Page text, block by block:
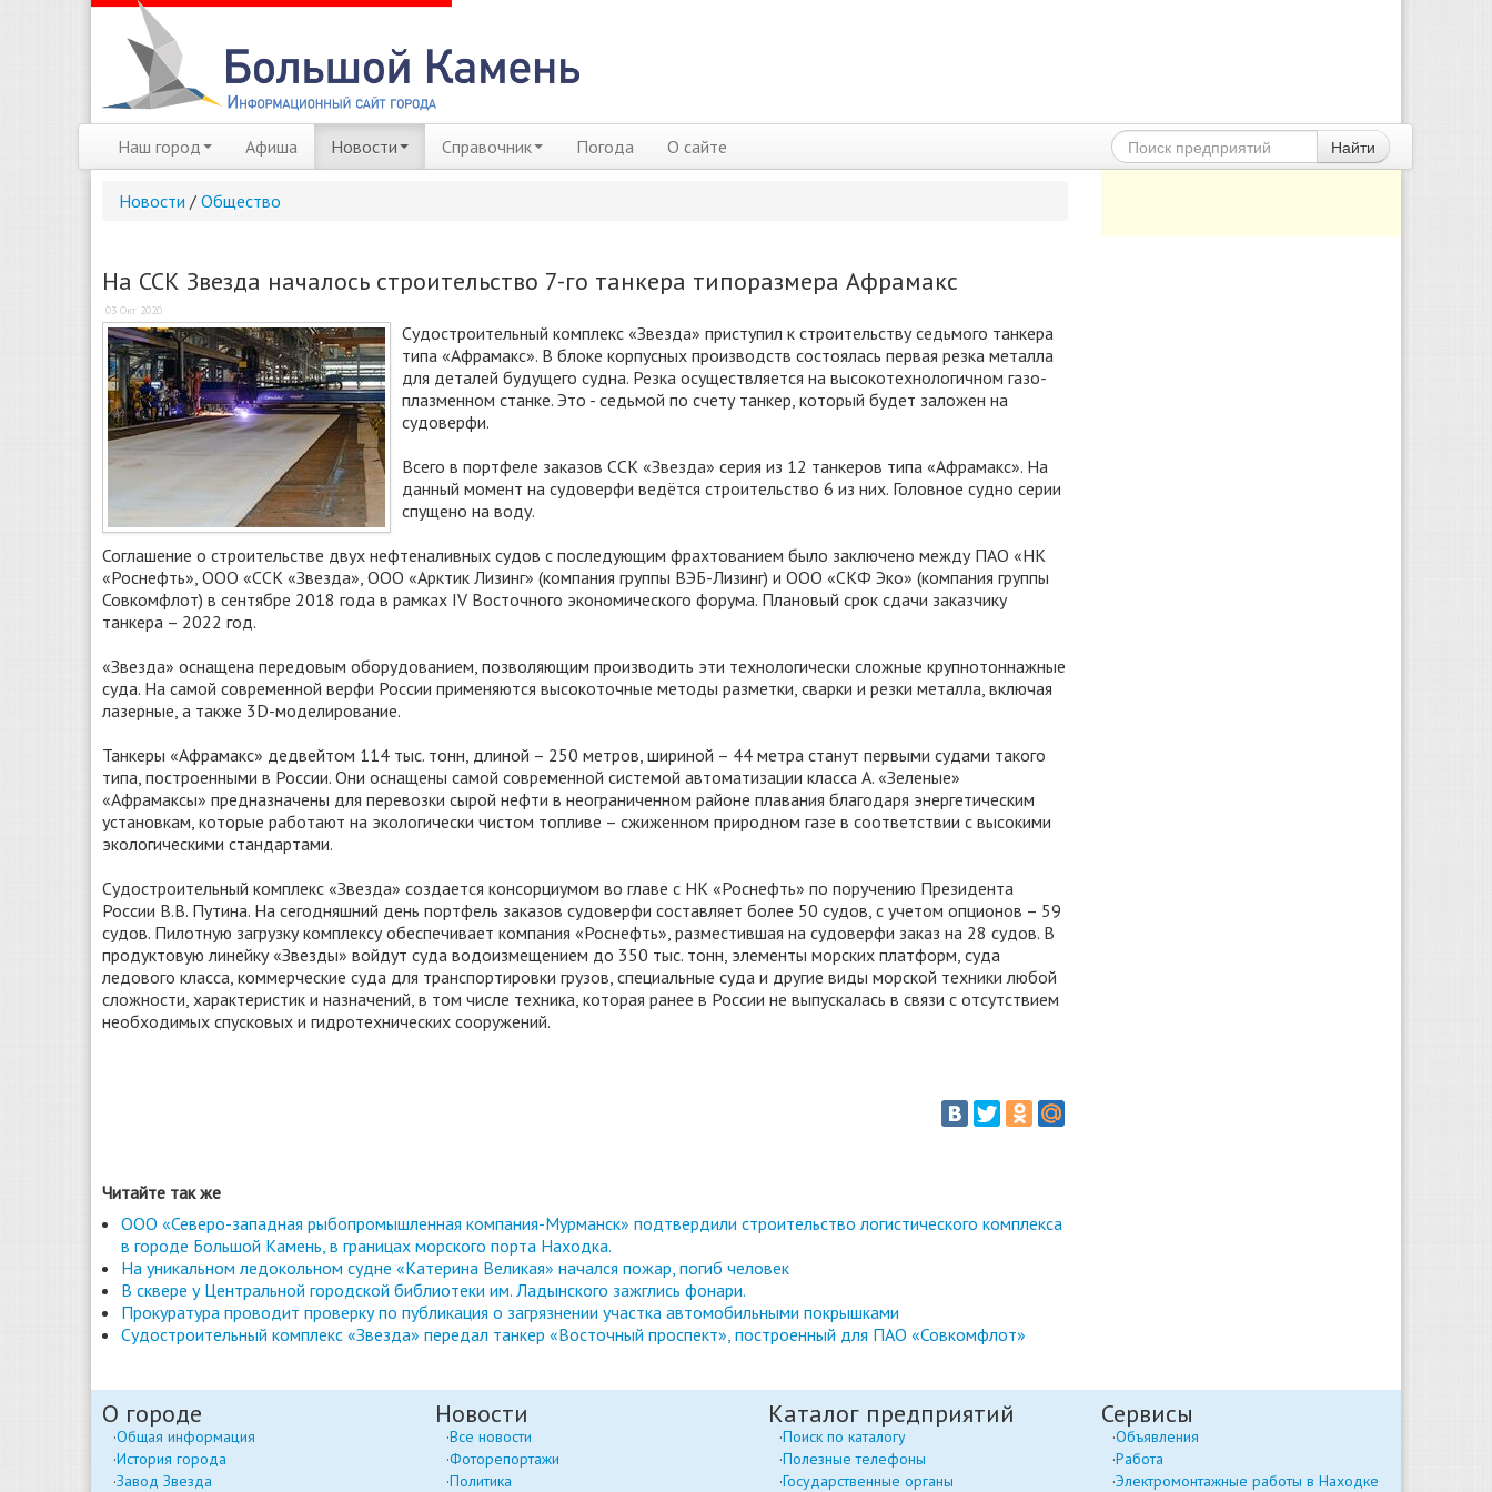
Наш город Афиша Новости Справочник Погода О сайте Найти
Новости / Общество
На ССК Звезда началось строительство 7-го танкера типоразмера Афрамакс
03 Окт 2020
Судостроительный комплекс «Звезда» приступил к строительству седьмого танкера
типа «Афрамакс». В блоке корпусных производств состоялась первая резка металла
для деталей будущего судна. Резка осуществляется на высокотехнологичном газо-
плазменном станке. Это - седьмой по счету танкер, который будет заложен на
судоверфи.
Всего в портфеле заказов ССК «Звезда» серия из 12 танкеров типа «Афрамакс». На
данный момент на судоверфи ведётся строительство 6 из них. Головное судно серии
спущено на воду.
Соглашение о строительстве двух нефтеналивных судов с последующим фрахтованием было заключено между ПАО «НК
«Роснефть», ООО «ССК «Звезда», ООО «Арктик Лизинг» (компания группы ВЭБ-Лизинг) и ООО «СКФ Эко» (компания группы
Совкомфлот) в сентябре 2018 года в рамках IV Восточного экономического форума. Плановый срок сдачи заказчику
танкера – 2022 год.
«Звезда» оснащена передовым оборудованием, позволяющим производить эти технологически сложные крупнотоннажные
суда. На самой современной верфи России применяются высокоточные методы разметки, сварки и резки металла, включая
лазерные, а также 3D-моделирование.
Танкеры «Афрамакс» дедвейтом 114 тыс. тонн, длиной – 250 метров, шириной – 44 метра станут первыми судами такого
типа, построенными в России. Они оснащены самой современной системой автоматизации класса A. «Зеленые»
«Афрамаксы» предназначены для перевозки сырой нефти в неограниченном районе плавания благодаря энергетическим
установкам, которые работают на экологически чистом топливе – сжиженном природном газе в соответствии с высокими
экологическими стандартами.
Судостроительный комплекс «Звезда» создается консорциумом во главе с НК «Роснефть» по поручению Президента
России В.В. Путина. На сегодняшний день портфель заказов судоверфи составляет более 50 судов, с учетом опционов – 59
судов. Пилотную загрузку комплексу обеспечивает компания «Роснефть», разместившая на судоверфи заказ на 28 судов. В
продуктовую линейку «Звезды» войдут суда водоизмещением до 350 тыс. тонн, элементы морских платформ, суда
ледового класса, коммерческие суда для транспортировки грузов, специальные суда и другие виды морской техники любой
сложности, характеристик и назначений, в том числе техника, которая ранее в России не выпускалась в связи с отсутствием
необходимых спусковых и гидротехнических сооружений.
Читайте так же
ООО «Северо-западная рыбопромышленная компания-Мурманск» подтвердили строительство логистического комплекса
в городе Большой Камень, в границах морского порта Находка.
На уникальном ледокольном судне «Катерина Великая» начался пожар, погиб человек
В сквере у Центральной городской библиотеки им. Ладынского зажглись фонари.
Прокуратура проводит проверку по публикация о загрязнении участка автомобильными покрышками
Cудостроительный комплекс «Звезда» передал танкер «Восточный проспект», построенный для ПАО «Совкомфлот»
О городе
Общая информация
История города
Завод Звезда
Новости
Все новости
Фоторепортажи
Политика
Каталог предприятий
Поиск по каталогу
Полезные телефоны
Государственные органы
Сервисы
Объявления
Работа
Электромонтажные работы в Находке